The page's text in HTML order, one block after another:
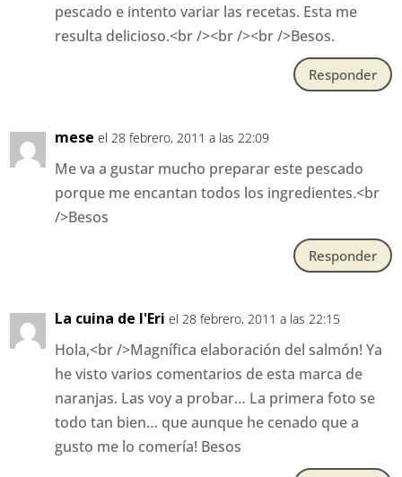
pescado e intento variar las recetas. Esta me
resulta delicioso.<br /><br /><br />Besos.
Responder
mese el 28 febrero, 2011 a las 22:09
Me va a gustar mucho preparar este pescado
porque me encantan todos los ingredientes.<br
/>Besos
Responder
La cuina de l'Eri el 28 febrero, 2011 a las 22:15
Hola,<br />Magnífica elaboración del salmón! Ya
he visto varios comentarios de esta marca de
naranjas. Las voy a probar… La primera foto se
todo tan bien… que aunque he cenado que a
gusto me lo comería! Besos